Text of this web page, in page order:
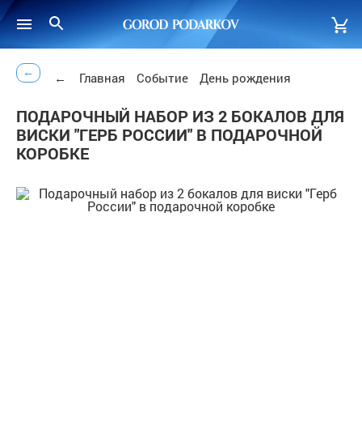
← ← Главная Событие День рождения
ПОДАРОЧНЫЙ НАБОР ИЗ 2 БОКАЛОВ ДЛЯ
ВИСКИ "ГЕРБ РОССИИ" В ПОДАРОЧНОЙ
КОРОБКЕ